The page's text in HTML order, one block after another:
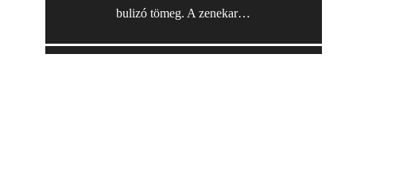
bulizó tömeg. A zenekar…